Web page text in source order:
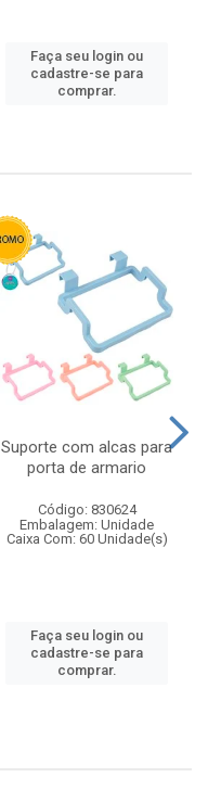
Faça seu login ou
cadastre-se para
comprar.
Suporte com alcas para
porta de armario
Código: 830624
Embalagem: Unidade
Caixa Com: 60 Unidade(s)
Faça seu login ou
cadastre-se para
comprar.